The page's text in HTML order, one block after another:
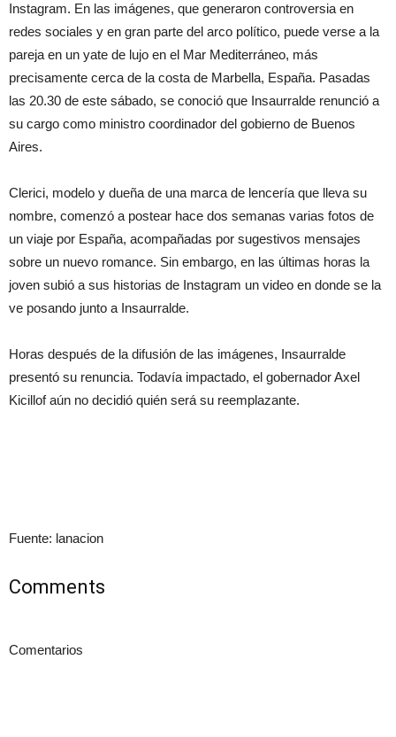
Instagram. En las imágenes, que generaron controversia en
redes sociales y en gran parte del arco político, puede verse a la
pareja en un yate de lujo en el Mar Mediterráneo, más
precisamente cerca de la costa de Marbella, España. Pasadas
las 20.30 de este sábado, se conoció que Insaurralde renunció a
su cargo como ministro coordinador del gobierno de Buenos
Aires.
Clerici, modelo y dueña de una marca de lencería que lleva su
nombre, comenzó a postear hace dos semanas varias fotos de
un viaje por España, acompañadas por sugestivos mensajes
sobre un nuevo romance. Sin embargo, en las últimas horas la
joven subió a sus historias de Instagram un video en donde se la
ve posando junto a Insaurralde.
Horas después de la difusión de las imágenes, Insaurralde
presentó su renuncia. Todavía impactado, el gobernador Axel
Kicillof aún no decidió quién será su reemplazante.
Fuente: lanacion
Comments
Comentarios